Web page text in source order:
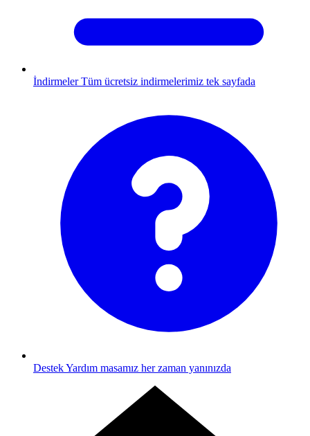
İndirmeler Tüm ücretsiz indirmelerimiz tek sayfada
DestekYardım masamız her zaman yanınızda